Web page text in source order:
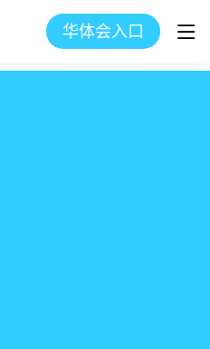
华体会入口